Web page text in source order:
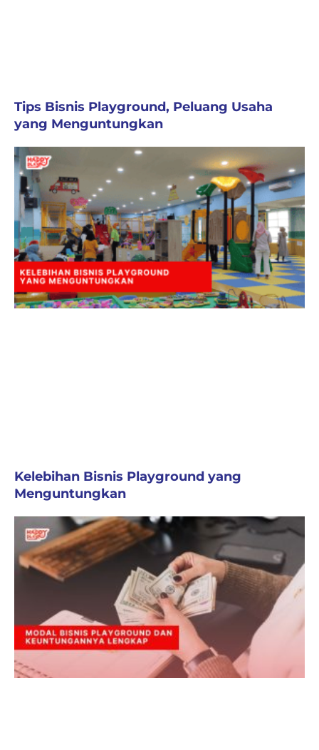
Tips Bisnis Playground, Peluang Usaha
yang Menguntungkan
Kelebihan Bisnis Playground yang
Menguntungkan